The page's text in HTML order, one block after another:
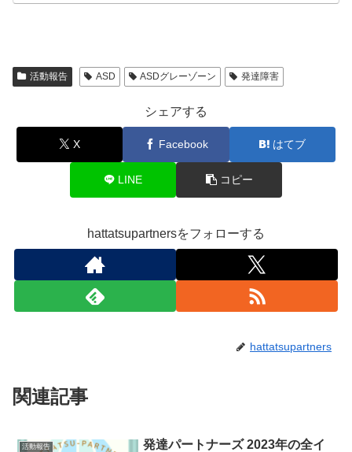
活動報告 ASD ASDグレーゾーン 発達障害
シェアする
X Facebook はてブ
LINE コピー
hattatsupartnersをフォローする
hattatsupartners
関連記事
活動報告
発達パートナーズ 2023年の全イ